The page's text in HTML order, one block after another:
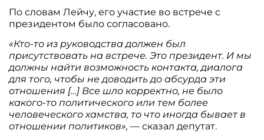
По словам Лейчу, его участие во встрече с
президентом было согласовано.
«Кто-то из руководства должен был
присутствовать на встрече. Это президент. И мы
должны найти возможность контакта, диалога
для того, чтобы не доводить до абсурда эти
отношения […] Все шло корректно, не было
какого-то политического или тем более
человеческого хамства, то что иногда бывает в
отношении политиков»,— сказал депутат.